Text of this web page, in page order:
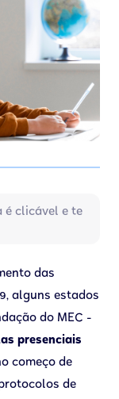
é clicável e te
das
alguns estados
do MEC -
presenciais
começo de
de